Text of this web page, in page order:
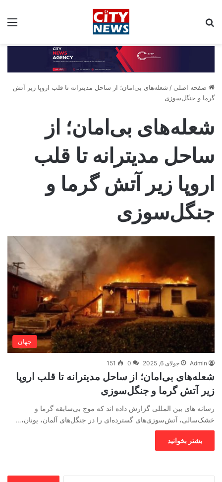
صفحه اصلی / شعله‌های بی‌امان؛ از ساحل مدیترانه تا قلب اروپا زیر آتش
گرما و جنگل‌سوزی
شعله‌های بی‌امان؛ از
ساحل مدیترانه تا قلب
اروپا زیر آتش گرما و
جنگل‌سوزی
جهان
Admin جولای 6, 2025 0
151
شعله‌های بی‌امان؛ از ساحل مدیترانه تا قلب اروپا
زیر آتش گرما و جنگل‌سوزی
رسانه های بین المللی گزارش داده اند که موج بی‌سابقه گرما و
خشک‌سالی، آتش‌سوزی‌های گسترده‌ای را در جنگل‌های آلمان، یونان،…
بشتر بخوانید